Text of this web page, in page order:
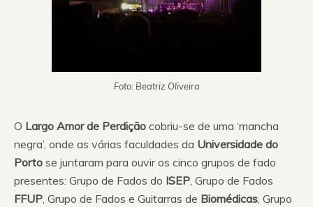
Foto: Beatriz Oliveira
O Largo Amor de Perdição cobriu-se de uma ‘mancha
negra’, onde as várias faculdades da Universidade do
Porto se juntaram para ouvir os cinco grupos de fado
presentes: Grupo de Fados do ISEP, Grupo de Fados
FFUP, Grupo de Fados e Guitarras de Biomédicas, Grupo